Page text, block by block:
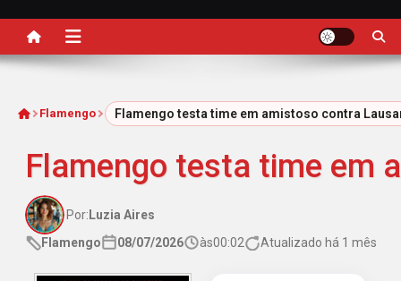
InícioFlamengo Flamengo testa time em amistoso contra
Flamengo testa time em
Por: Luzia Aires
Flamengo
08/07/2026 às00:02 Atualizado há 1 mês